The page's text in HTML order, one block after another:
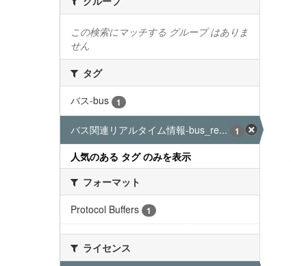
この検索にマッチする グループ はありま
せん
タグ
バス-bus
1
バス関連リアルタイム情報-bus_re... 1
人気のある タグ のみを表示
フォーマット
Protocol Buffers
1
ライセンス